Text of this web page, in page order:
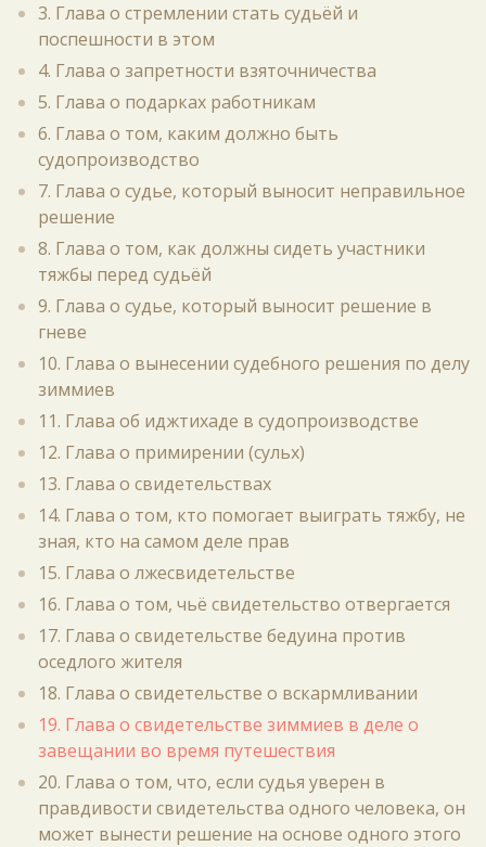
3. Глава о стремлении стать судьёй и
поспешности в этом
4. Глава о запретности взяточничества
5. Глава о подарках работникам
6. Глава о том, каким должно быть
судопроизводство
7. Глава о судье, который выносит неправильное
решение
8. Глава о том, как должны сидеть участники
тяжбы перед судьёй
9. Глава о судье, который выносит решение в
гневе
10. Глава о вынесении судебного решения по делу
зиммиев
11. Глава об иджтихаде в судопроизводстве
12. Глава о примирении (сульх)
13. Глава о свидетельствах
14. Глава о том, кто помогает выиграть тяжбу, не
зная, кто на самом деле прав
15. Глава о лжесвидетельстве
16. Глава о том, чьё свидетельство отвергается
17. Глава о свидетельстве бедуина против
оседлого жителя
18. Глава о свидетельстве о вскармливании
19. Глава о свидетельстве зиммиев в деле о
завещании во время путешествия
20. Глава о том, что, если судья уверен в
правдивости свидетельства одного человека, он
может вынести решение на основе одного этого